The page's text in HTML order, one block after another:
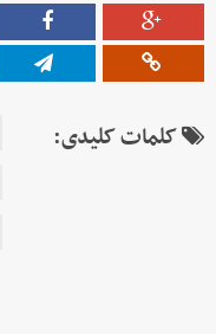
کلمات کلیدی: